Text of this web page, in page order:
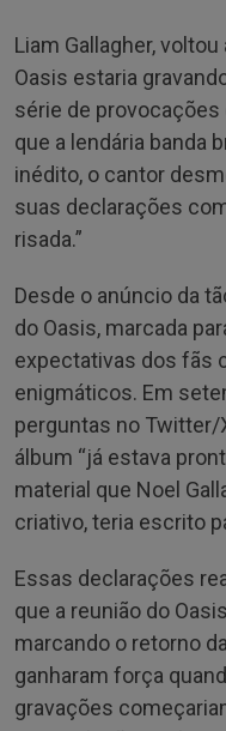
Liam Gallagher,
Oasis estaria
série de
que a lendária banda
inédito, o cantor
suas declarações
risada.”
Desde o anúncio da
do Oasis, marcada
expectativas dos fãs
enigmáticos. Em
perguntas no Twitter/
álbum “já estava
material que Noel
criativo, teria escrito
Essas declarações
que a reunião do
marcando o retorno
ganharam força
gravações